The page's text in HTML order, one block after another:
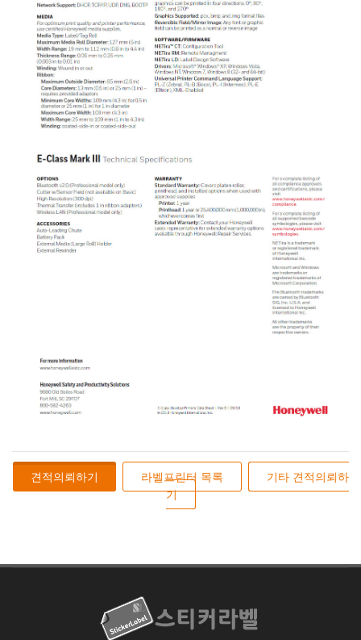
견적의뢰하기 라벨프린터 목록
기타 견적의뢰하
기